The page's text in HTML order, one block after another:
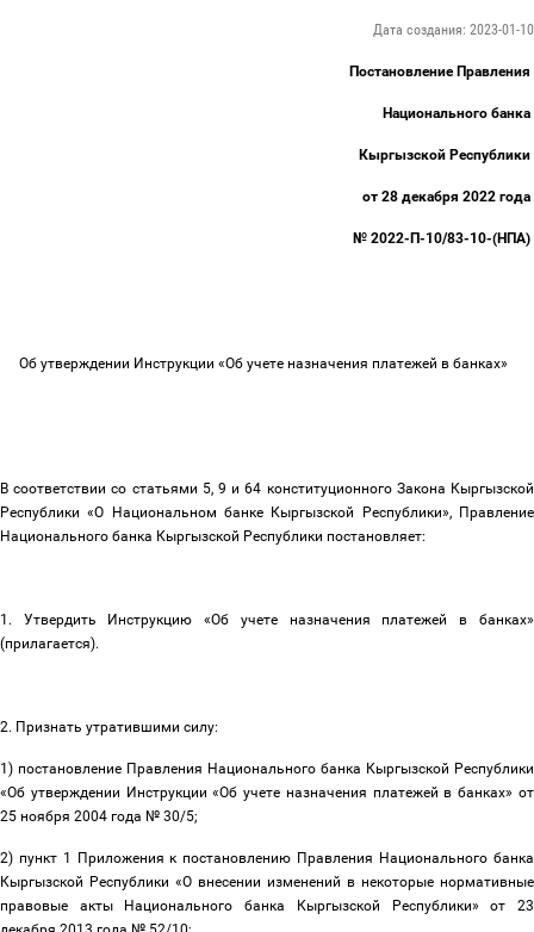
Дата создания: 2023-01-10
Постановление Правления
Национального банка
Кыргызской Республики
от 28 декабря 2022 года
№ 2022-П-10/83-10-(НПА)
Об утверждении Инструкции «Об учете назначения платежей в банках»
В соответствии со статьями 5, 9 и 64 конституционного Закона Кыргызской
Республики «О Национальном банке Кыргызской Республики», Правление
Национального банка Кыргызской Республики постановляет:
1. Утвердить Инструкцию «Об учете назначения платежей в банках»
(прилагается).
2. Признать утратившими силу:
1) постановление Правления Национального банка Кыргызской Республики
«Об утверждении Инструкции «Об учете назначения платежей в банках» от
25 ноября 2004 года № 30/5;
2) пункт 1 Приложения к постановлению Правления Национального банка
Кыргызской Республики «О внесении изменений в некоторые нормативные
правовые акты Национального банка Кыргызской Республики» от 23